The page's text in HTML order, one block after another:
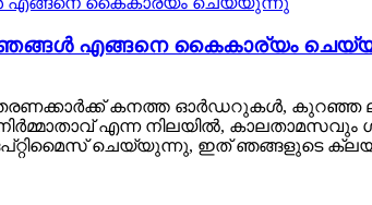
ഞങ്ങൾ എങ്ങനെ കൈകാര്യം
കനത്ത ഓർഡറുകൾ, കുറഞ്ഞ
എന്ന നിലയിൽ, കാലതാമസവും
ചെയ്യുന്നു, ഇത് ഞങ്ങളുടെ